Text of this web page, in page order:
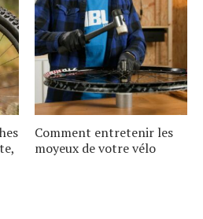
Comment entretenir les
moyeux de votre vélo